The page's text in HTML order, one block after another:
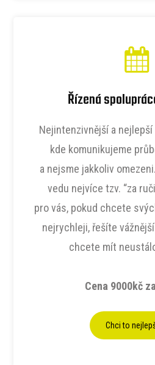
Řízená
Nejintenzivnější a
kde komunikujeme
a nejsme jakkoliv
vedu nejvíce tzv. “za
pro vás, pokud chcete
nejrychleji, řešíte
chcete mít
Cena 9000kč
Chci to